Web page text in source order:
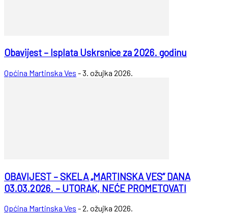
Obavijest – Isplata Uskrsnice za 2026. godinu
Općina Martinska Ves -3. ožujka 2026.
OBAVIJEST – SKELA „MARTINSKA VES“ DANA
03.03.2026. – UTORAK, NEĆE PROMETOVATI
Općina Martinska Ves -2. ožujka 2026.